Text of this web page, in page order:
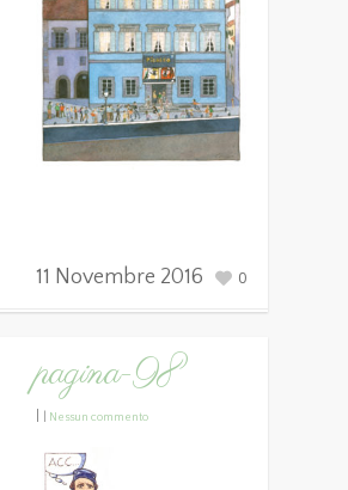
11 Novembre 2016 0
pagina-98
Nessun commento